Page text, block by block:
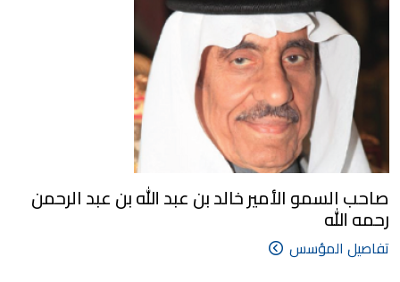
صاحب السمو الأمير خالد بن عبد الله بن عبد الرحمن
رحمه الله
تفاصيل المؤسس